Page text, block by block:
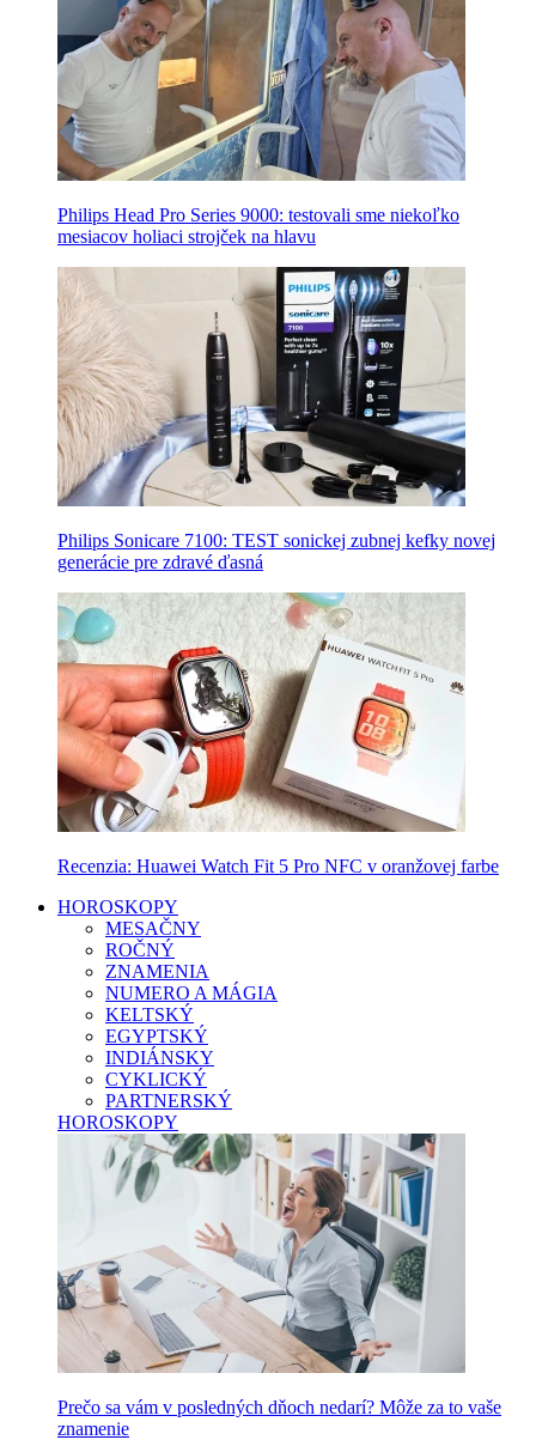
Philips Head Pro Series 9000: testovali sme niekoľko
mesiacov holiaci strojček na hlavu
Philips Sonicare 7100: TEST sonickej zubnej kefky novej
generácie pre zdravé ďasná
Recenzia: Huawei Watch Fit 5 Pro NFC v oranžovej farbe
HOROSKOPY
MESAČNY
ROČNÝ
ZNAMENIA
NUMERO A MÁGIA
KELTSKÝ
EGYPTSKÝ
INDIÁNSKY
CYKLICKÝ
PARTNERSKÝ
HOROSKOPY
Prečo sa vám v posledných dňoch nedarí? Môže za to vaše
znamenie